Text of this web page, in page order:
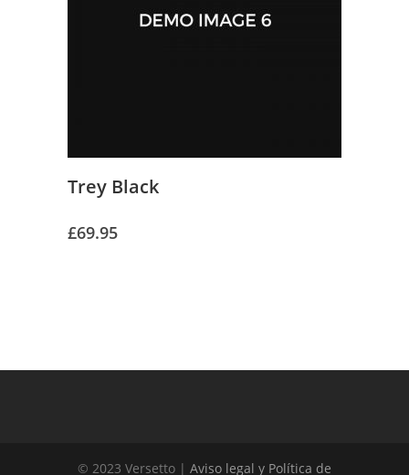
Trey Black
£69.95
© 2023 Versetto | Aviso legal y Política de